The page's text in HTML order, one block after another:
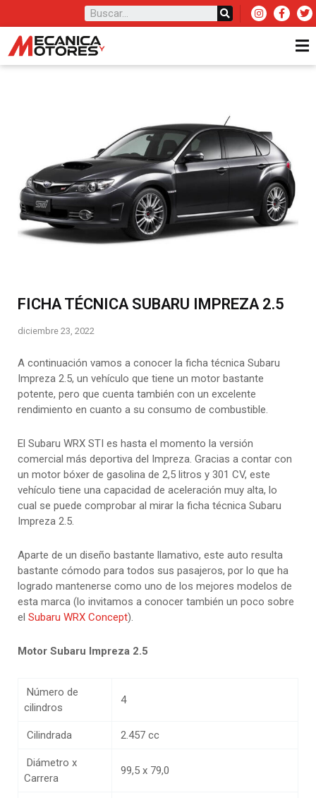
FICHA TÉCNICA SUBARU IMPREZA 2.5
diciembre 23, 2022
A continuación vamos a conocer la ficha técnica Subaru
Impreza 2.5, un vehículo que tiene un motor bastante
potente, pero que cuenta también con un excelente
rendimiento en cuanto a su consumo de combustible.
El Subaru WRX STI es hasta el momento la versión
comercial más deportiva del Impreza. Gracias a contar con
un motor bóxer de gasolina de 2,5 litros y 301 CV, este
vehículo tiene una capacidad de aceleración muy alta, lo
cual se puede comprobar al mirar la ficha técnica Subaru
Impreza 2.5.
Aparte de un diseño bastante llamativo, este auto resulta
bastante cómodo para todos sus pasajeros, por lo que ha
logrado mantenerse como uno de los mejores modelos de
esta marca (lo invitamos a conocer también un poco sobre
el Subaru WRX Concept).
Motor Subaru Impreza 2.5
Número de
cilindros
4
Cilindrada 2.457 cc
Diámetro x
Carrera
99,5 x 79,0